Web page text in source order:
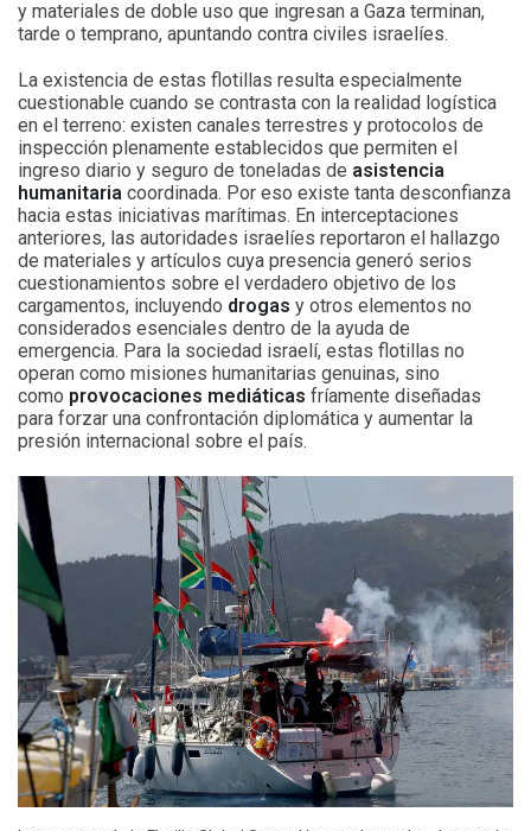
y materiales de doble uso que ingresan a Gaza terminan,
tarde o temprano, apuntando contra civiles israelíes.
La existencia de estas flotillas resulta especialmente
cuestionable cuando se contrasta con la realidad logística
en el terreno: existen canales terrestres y protocolos de
inspección plenamente establecidos que permiten el
ingreso diario y seguro de toneladas de asistencia
humanitaria coordinada. Por eso existe tanta desconfianza
hacia estas iniciativas marítimas. En interceptaciones
anteriores, las autoridades israelíes reportaron el hallazgo
de materiales y artículos cuya presencia generó serios
cuestionamientos sobre el verdadero objetivo de los
cargamentos, incluyendo drogas y otros elementos no
considerados esenciales dentro de la ayuda de
emergencia. Para la sociedad israelí, estas flotillas no
operan como misiones humanitarias genuinas, sino
como provocaciones mediáticas fríamente diseñadas
para forzar una confrontación diplomática y aumentar la
presión internacional sobre el país.